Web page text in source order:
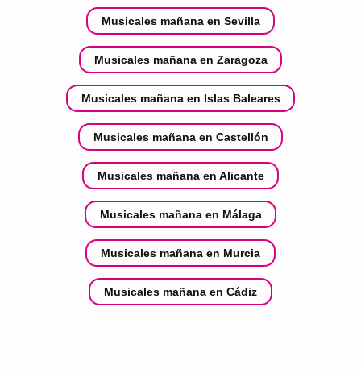
Musicales mañana en Sevilla
Musicales mañana en Zaragoza
Musicales mañana en Islas Baleares
Musicales mañana en Castellón
Musicales mañana en Alicante
Musicales mañana en Málaga
Musicales mañana en Murcia
Musicales mañana en Cádiz